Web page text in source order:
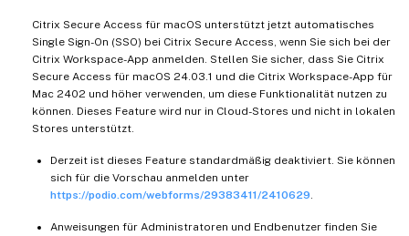
Citrix Secure Access für macOS unterstützt jetzt automatisches
Single Sign-On (SSO) bei Citrix Secure Access, wenn Sie sich bei der
Citrix Workspace-App anmelden. Stellen Sie sicher, dass Sie Citrix
Secure Access für macOS 24.03.1 und die Citrix Workspace-App für
Mac 2402 und höher verwenden, um diese Funktionalität nutzen zu
können. Dieses Feature wird nur in Cloud-Stores und nicht in lokalen
Stores unterstützt.
Derzeit ist dieses Feature standardmäßig deaktiviert. Sie können
sich für die Vorschau anmelden unter
https://podio.com/webforms/29383411/2410629
Anweisungen für Administratoren und Endbenutzer finden Sie